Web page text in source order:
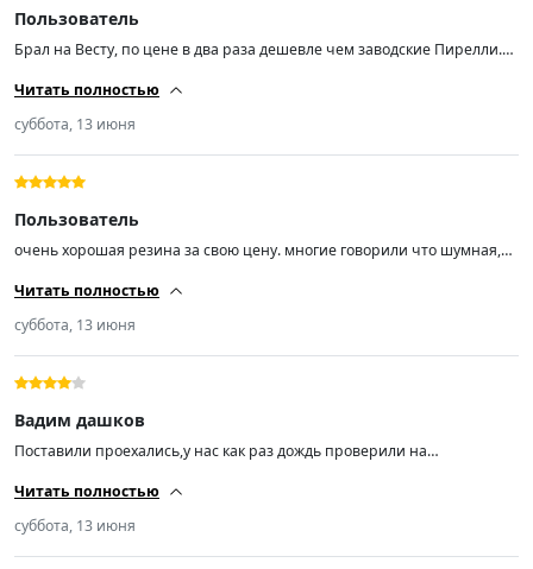
Пользователь
Брал на Весту, по цене в два раза дешевле чем заводские Пирелли.
Читать полностью
суббота, 13 июня
Пользователь
очень хорошая резина за свою цену. многие говорили что шумная,
не дорого, но качественную резину то только такие. ничего больше.
спасибо продавцу за быструю доставку.
Читать полностью
суббота, 13 июня
Вадим дашков
Поставили проехались,у нас как раз дождь проверили на
звезды из 5.
Читать полностью
суббота, 13 июня